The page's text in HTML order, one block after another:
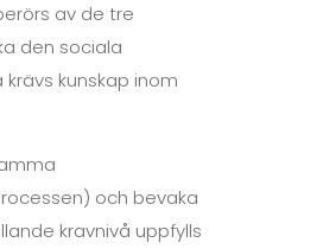
av de tre
den sociala
kunskap inom
och bevaka
kravnivå uppfylls